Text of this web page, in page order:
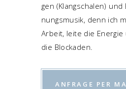
gen (Klang­scha­len)
nungs­mu­sik, denn ich
Arbeit, lei­te die Ener­gie
die Blockaden.
ANFRA­GE PER